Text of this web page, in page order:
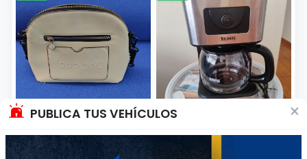
PUBLICA TUS VEHÍCULOS ×
Cartera Cafetera